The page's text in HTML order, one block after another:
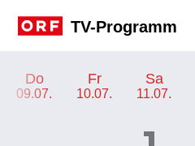
TV-Programm
Do
09.07.
Fr
10.07.
Sa
11.07.